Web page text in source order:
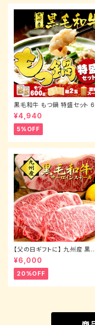
黒毛和牛 もつ鍋 特盛セット
0g スープ＆麺2玉付き ホルモ
焼肉 鉄板焼き てっちゃん 煮込
み 国産牛 お肉 牛肉 モツ 鍋
凍 WAGYU 【送料無料】【冷凍
便でお届け】 お祝い 誕生日
り寄せ お歳暮 敬老の日
¥4,940
5%OFF
【父の日ギフトに】 九州産 黒毛
和牛 サーロインステーキ
×2枚 合計500g 国産牛 お肉
牛肉 冷凍 国産 WAGYU 【送料
無料】 プレゼント ギフト お祝い
誕生日 取り寄せ バレンタイン
¥6,000
20%OFF